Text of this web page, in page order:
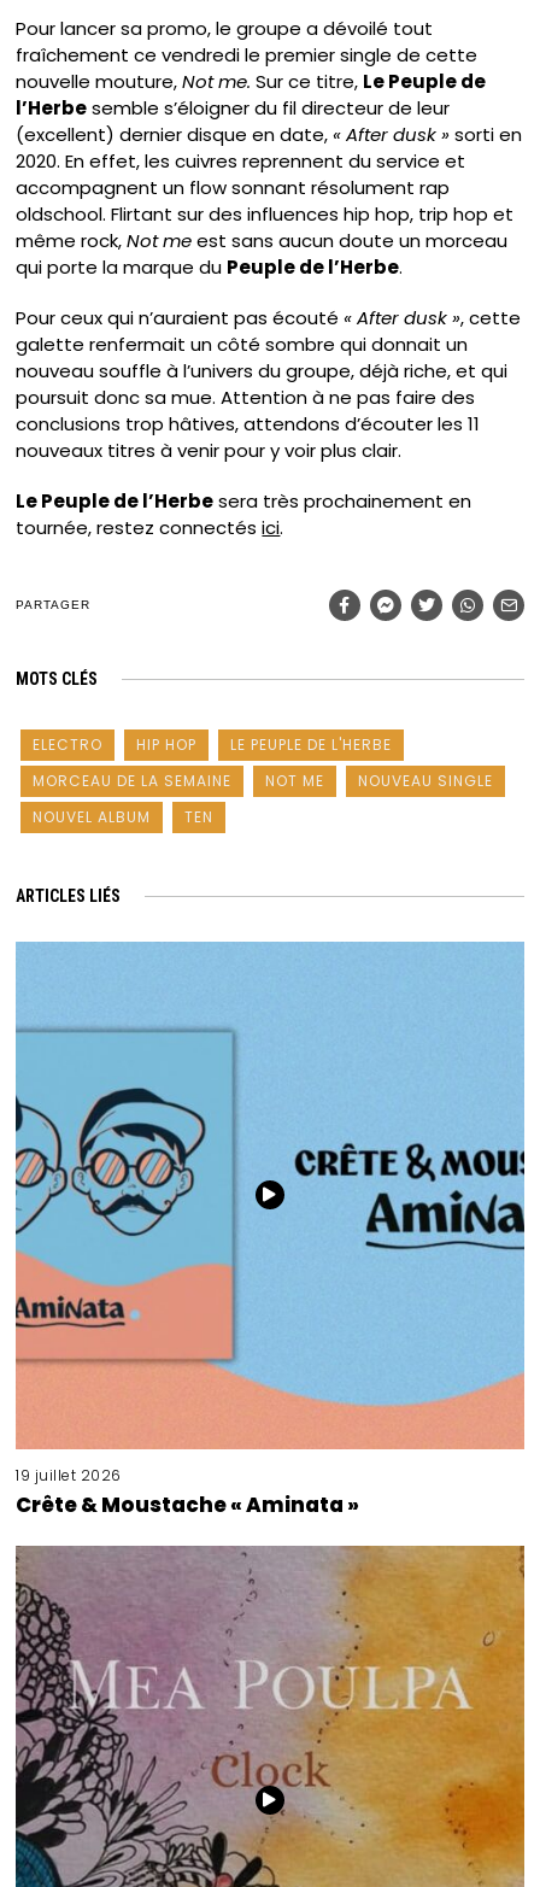
Pour lancer sa promo, le groupe a dévoilé tout
fraîchement ce vendredi le premier single de cette
nouvelle mouture,Not me. Sur ce titre, Le Peuple de
l’Herbesemble s’éloigner du fil directeur de leur
(excellent) dernier disque en date,« After dusk »sorti en
2020. En effet, les cuivres reprennent du service et
accompagnent un flow sonnant résolument rap
oldschool. Flirtant sur des influences hip hop, trip hop et
même rock,Not meest sans aucun doute un morceau
qui porte la marque du Peuple de l’Herbe.
Pour ceux qui n’auraient pas écouté « After dusk », cette
galette renfermait un côté sombre qui donnait un
nouveau souffle à l’univers du groupe, déjà riche, et qui
poursuit donc sa mue. Attention à ne pas faire des
conclusions trop hâtives, attendons d’écouter les 11
nouveaux titres à venir pour y voir plus clair.
Le Peuple de l’Herbesera très prochainement en
tournée, restez connectésici.
PARTAGER
MOTS CLÉS
ELECTRO HIP HOP
LE PEUPLE DE L'HERBE
MORCEAU DE LA SEMAINE
NOT ME
NOUVEAU SINGLE
NOUVEL ALBUM
TEN
ARTICLES LIÉS
19 juillet 2026
Crête & Moustache « Aminata »